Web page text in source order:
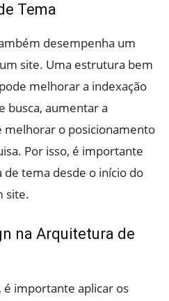
Tema
desempenha um
site. Uma estrutura bem
melhorar a indexação
busca, aumentar a
melhorar o posicionamento
Por isso, é importante
tema desde o início do
site.
na Arquitetura de
importante aplicar os